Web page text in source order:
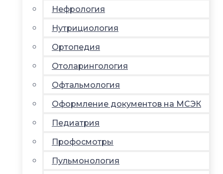
Нефрология
Нутрициология
Ортопедия
Отоларингология
Офтальмология
Оформление документов на МСЭК
Педиатрия
Профосмотры
Пульмонология